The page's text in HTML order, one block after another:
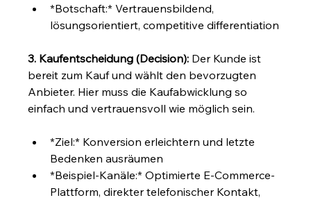
*Botschaft:* Vertrauensbildend,
lösungsorientiert, competitive differentiation
3. Kaufentscheidung (Decision): Der Kunde ist
bereit zum Kauf und wählt den bevorzugten
Anbieter. Hier muss die Kaufabwicklung so
einfach und vertrauensvoll wie möglich sein.
*Ziel:* Konversion erleichtern und letzte
Bedenken ausräumen
*Beispiel-Kanäle:* Optimierte E-Commerce-
Plattform, direkter telefonischer Kontakt,